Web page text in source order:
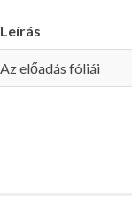
Leírás
Az előadás fóliái